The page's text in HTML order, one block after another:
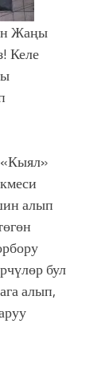
Жаңы
Келе
алып
бул
алып,